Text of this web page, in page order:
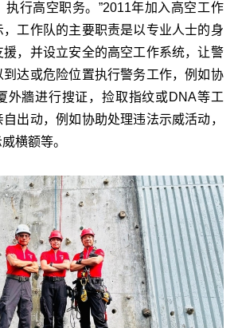
执行高空职务。”2011年加入高空工作
，工作队的主要职责是以专业人士的身
，并设立安全的高空工作系统，让警
到达或危险位置执行警务工作，例如协
外牆进行搜证，捡取指纹或DNA等工
出动，例如协助处理违法示威活动，
横额等。